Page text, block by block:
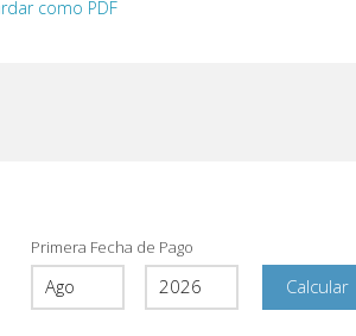
Primera Fecha de Pago